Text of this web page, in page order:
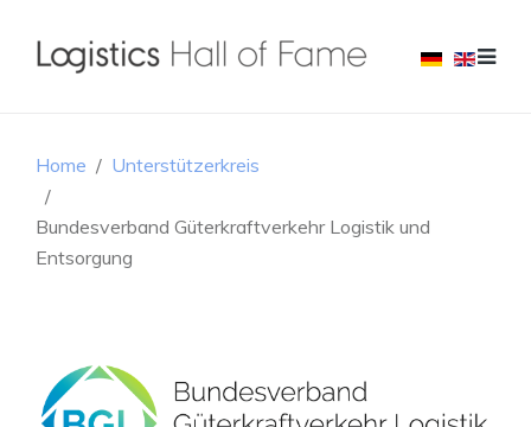
Home Unterstützerkreis
Bundesverband Güterkraftverkehr Logistik und
Entsorgung